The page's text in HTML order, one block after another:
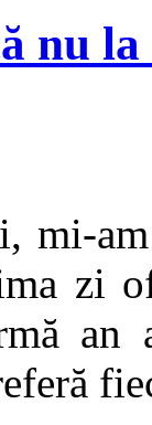
nu
mi-
zi
an